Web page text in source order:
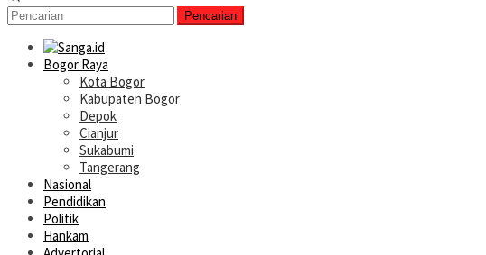
Pencarian
Bogor Raya
Kota Bogor
Kabupaten Bogor
Depok
Cianjur
Sukabumi
Tangerang
Nasional
Pendidikan
Politik
Hankam